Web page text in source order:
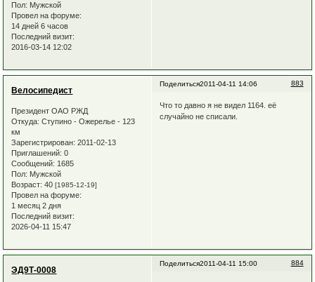
Пол: Мужской
Провел на форуме:
14 дней 6 часов
Последний визит:
2016-03-14 12:02
Поделиться 883
2011-04-11 14:06
Велосипедист
Президент ОАО РЖД
Откуда: Ступино - Ожерелье - 123
км
Зарегистрирован: 2011-02-13
Приглашений: 0
Сообщений: 1685
Пол: Мужской
Возраст: 40[1985-12-19]
Провел на форуме:
1 месяц 2 дня
Последний визит:
2026-04-11 15:47
Что то давно я не видел 1164. её
случайно не списали.
Поделиться 884
2011-04-11 15:00
ЭД9Т-0008